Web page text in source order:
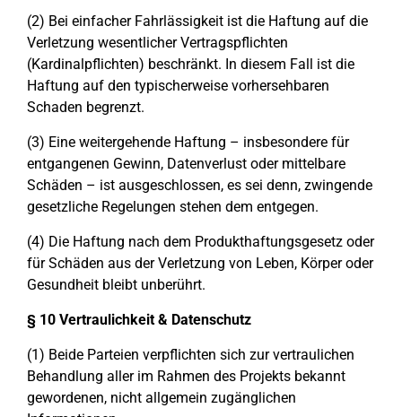
(2) Bei einfacher Fahrlässigkeit ist die Haftung auf die
Verletzung wesentlicher Vertragspflichten
(Kardinalpflichten) beschränkt. In diesem Fall ist die
Haftung auf den typischerweise vorhersehbaren
Schaden begrenzt.
(3) Eine weitergehende Haftung – insbesondere für
entgangenen Gewinn, Datenverlust oder mittelbare
Schäden – ist ausgeschlossen, es sei denn, zwingende
gesetzliche Regelungen stehen dem entgegen.
(4) Die Haftung nach dem Produkthaftungsgesetz oder
für Schäden aus der Verletzung von Leben, Körper oder
Gesundheit bleibt unberührt.
§ 10 Vertraulichkeit & Datenschutz
(1) Beide Parteien verpflichten sich zur vertraulichen
Behandlung aller im Rahmen des Projekts bekannt
gewordenen, nicht allgemein zugänglichen